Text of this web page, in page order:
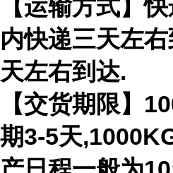
【运输方式】
内快递三天左
天左右到达.
【交货期限】
期3-5天